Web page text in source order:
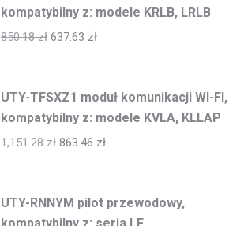
kompatybilny z: modele KRLB, LRLB
850.18zł 637.63 zł
UTY-TFSXZ1 moduł komunikacji WI-FI,
kompatybilny z: modele KVLA, KLLAP
1,151.28zł 863.46 zł
UTY-RNNYM pilot przewodowy,